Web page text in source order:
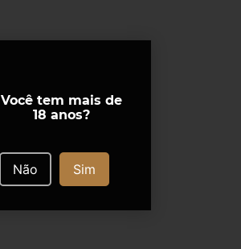
Você tem mais de
18 anos?
Não Sim